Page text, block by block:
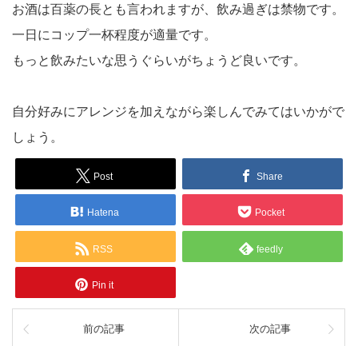
お酒は百薬の長とも言われますが、飲み過ぎは禁物です。
一日にコップ一杯程度が適量です。
もっと飲みたいな思うぐらいがちょうど良いです。
自分好みにアレンジを加えながら楽しんでみてはいかがで
しょう。
Post Share
Hatena Pocket
RSS feedly
Pin it
前の記事 次の記事